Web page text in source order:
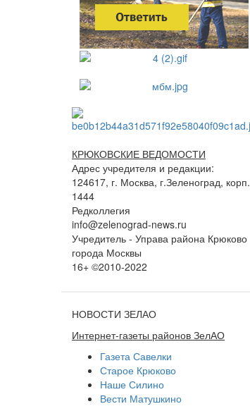
КРЮКОВСКИЕ ВЕДОМОСТИ
Адрес учредителя и редакции:
124617, г. Москва, г.Зеленоград, корп.
1444
Редколлегия
info@zelenograd-news.ru
Учредитель - Управа района Крюково
города Москвы
16+ ©2010-2022
НОВОСТИ ЗЕЛАО
Интернет-газеты районов ЗелАО
Газета Савелки
Старое Крюково
Наше Силино
Вести Матушкино